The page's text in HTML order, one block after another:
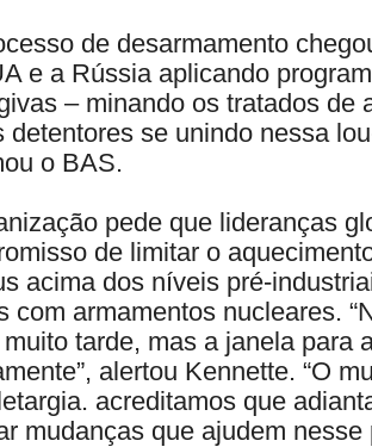
de desarmamento
e a Rússia aplicando
– minando os tratados de
detentores se unindo nessa
o BAS.
pede que lideranças
de limitar o
acima dos níveis pré-
com armamentos nucleares.
tarde, mas a janela para
alertou Kennette. “O
acreditamos que
mudanças que ajudem nesse